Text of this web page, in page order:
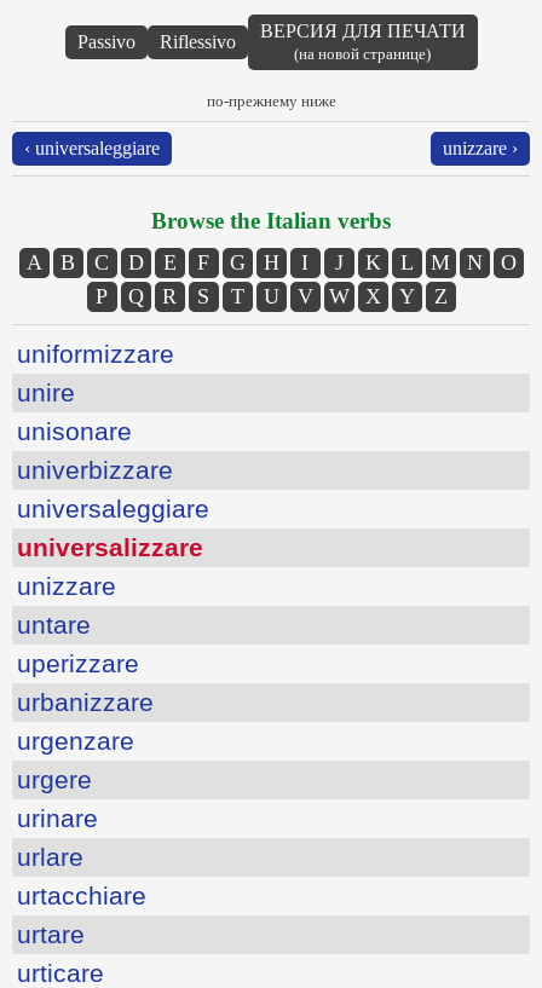
Passivo Riflessivo
ВЕРСИЯ ДЛЯ ПЕЧАТИ
(на новой странице)
по-прежнему ниже
‹ universaleggiare unizzare ›
Browse the Italian verbs
A B C D E F G H I J K L M N
O
P
Q R S T U V W X Y Z
uniformizzare
unire
unisonare
univerbizzare
universaleggiare
universalizzare
unizzare
untare
uperizzare
urbanizzare
urgenzare
urgere
urinare
urlare
urtacchiare
urtare
urticare